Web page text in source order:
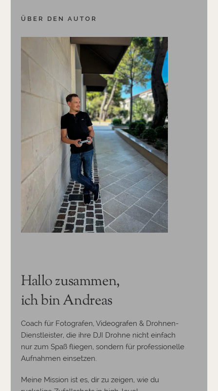
ÜBER DEN AUTOR
Hallo zusammen,
ich bin Andreas
Coach für Fotografen, Videografen & Drohnen-
Dienstleister, die ihre DJI Drohne nicht einfach
nur zum Spaß fliegen, sondern für professionelle
Aufnahmen einsetzen.
Meine Mission ist es, dir zu zeigen, wie du